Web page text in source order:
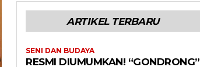
ARTIKEL TERBARU
SENI DAN BUDAYA
RESMI DIUMUMKAN! “GONDRONG”